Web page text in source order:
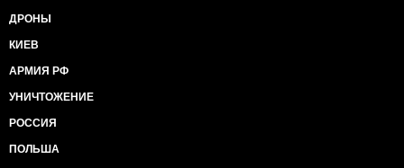
ДРОНЫ
КИЕВ
АРМИЯ РФ
УНИЧТОЖЕНИЕ
РОССИЯ
ПОЛЬША